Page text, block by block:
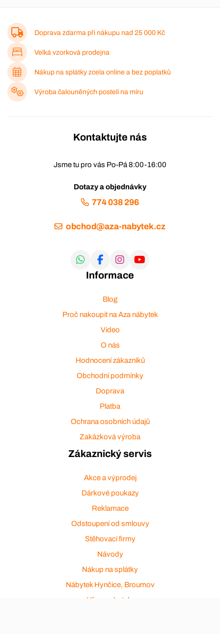
Doprava zdarma při nákupu nad 25 000 Kč
Velká vzorková prodejna
Nákup na splátky zcela online a bez poplatků
Výroba čalouněných postelí na míru
Kontaktujte nás
Jsme tu pro vás Po-Pá 8:00-16:00
Dotazy a objednávky
774 038 296
obchod@aza-nabytek.cz
Informace
Blog
Proč nakoupit na Aza nábytek
Video
O nás
Hodnocení zákazníků
Obchodní podmínky
Doprava
Platba
Ochrana osobních údajů
Zakázková výroba
Zákaznický servis
Akce a výprodej
Dárkové poukazy
Reklamace
Odstoupení od smlouvy
Stěhovací firmy
Návody
Nákup na splátky
Nábytek Hynčice, Broumov
Vše pro hotely